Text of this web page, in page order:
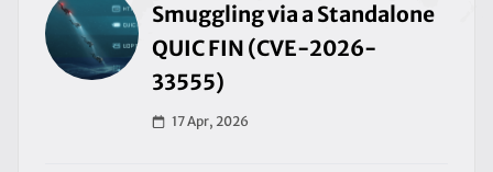
Smuggling via a Standalone
QUIC FIN (CVE-2026-
33555)
17 Apr, 2026